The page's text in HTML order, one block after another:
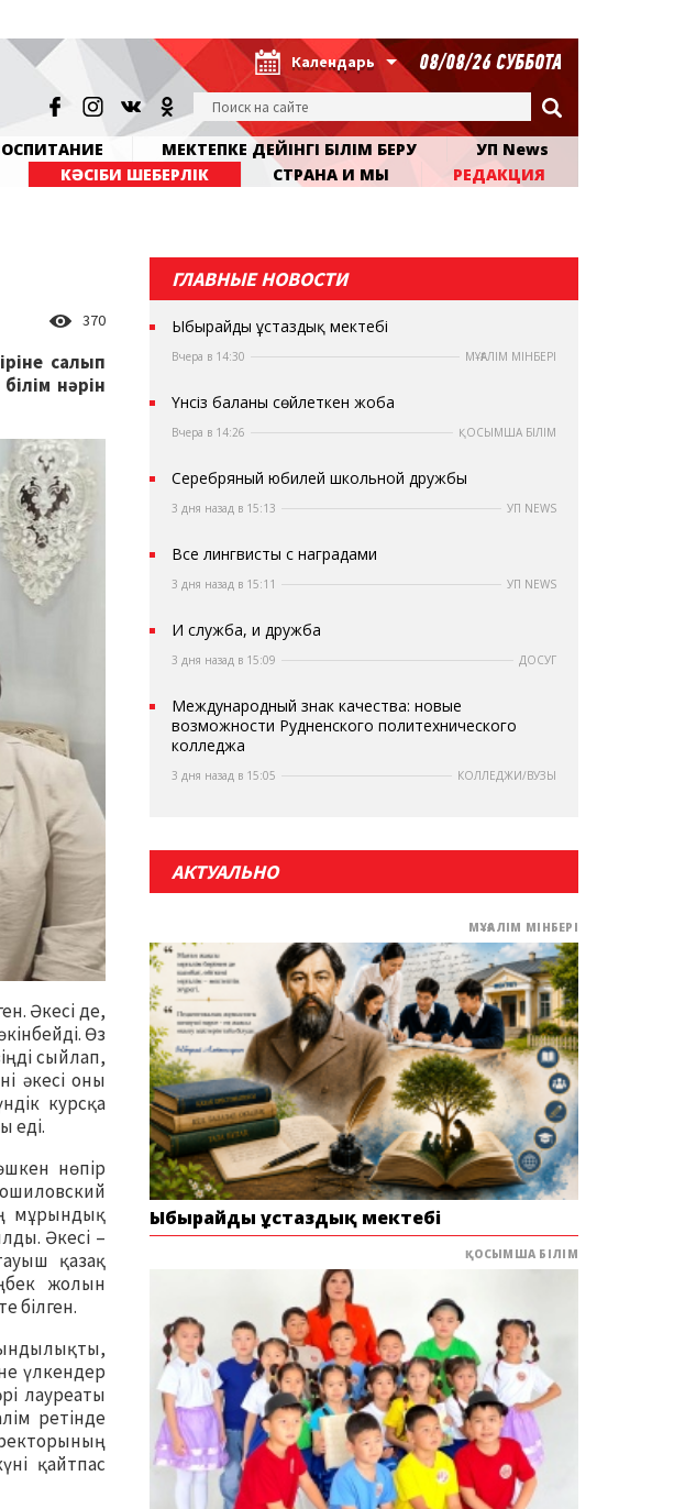
Календарь 08/08/26 СУББОТА
МЕКТЕПКЕ ДЕЙІНГІ БІЛІМ БЕРУ
УП News
КӘСІБИ ШЕБЕРЛІК СТРАНА И МЫ РЕДАКЦИЯ
370
салып
нәрін
Әкесі де,
Өз
сыйлап,
әкесі оны
курсқа
еді.
нөпір
мұрындық
Әкесі –
қазақ
жолын
білген.
үлкендер
лауреаты
ретінде
қайтпас
ГЛАВНЫЕ НОВОСТИ
Ыбырайдың ұстаздық мектебі
Вчера в 14:30 МҰҒАЛІМ МІНБЕРІ
Үнсіз баланы сөйлеткен жоба
Вчера в 14:26 ҚОСЫМША БІЛІМ
Серебряный юбилей школьной дружбы
3 дня назад в 15:13 УП NEWS
Все лингвисты с наградами
3 дня назад в 15:11 УП NEWS
И служба, и дружба
3 дня назад в 15:09 ДОСУГ
Международный знак качества: новые
возможности Рудненского политехнического
колледжа
3 дня назад в 15:05 КОЛЛЕДЖИ/ВУЗЫ
АКТУАЛЬНО
МҰҒАЛІМ МІНБЕРІ
Ыбырайдың ұстаздық мектебі
ҚОСЫМША БІЛІМ